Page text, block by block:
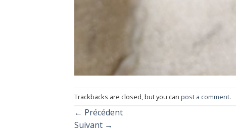
Trackbacks are closed, but you can post a comment.
← Précédent
Suivant →